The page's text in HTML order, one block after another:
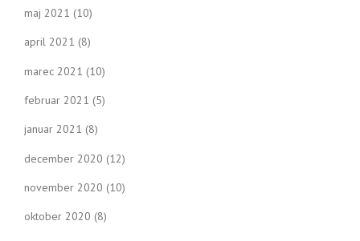
maj 2021 (10)
april 2021 (8)
marec 2021 (10)
februar 2021 (5)
januar 2021 (8)
december 2020 (12)
november 2020 (10)
oktober 2020 (8)